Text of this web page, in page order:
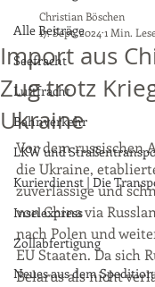
Alle Beiträge
Seefracht
Luftfracht
Bahnverkehr
LKW und
Kurierdienst | Die
Inselexpress
Zollabfertigung
Neues aus dem
Import aus
Zug trotz
Ukraine
Christian Böschen
17. Sept. 2024 1 Min.
Vor dem russischen
die Ukraine,
zuverlässige und
von China via
nach Polen und
EU Staaten. Da sich
Belarus als nicht